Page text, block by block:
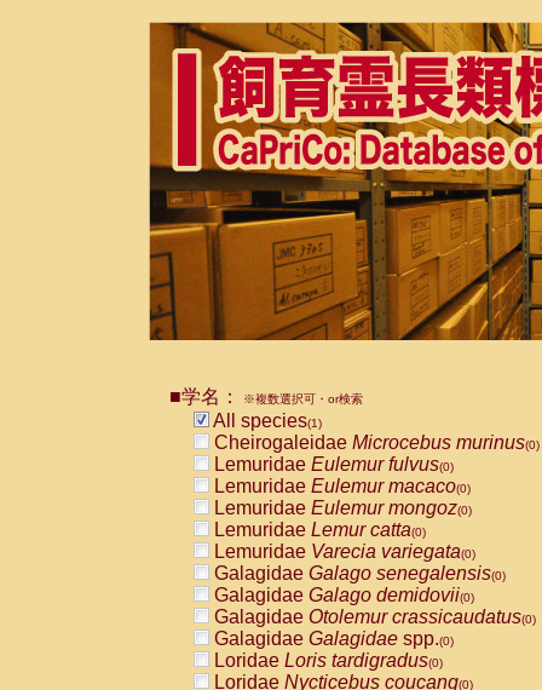
■学名： ※複数選択可・or検索
All species(1)
Cheirogaleidae Microcebus murinus(0)
Lemuridae Eulemur fulvus(0)
Lemuridae Eulemur macaco(0)
Lemuridae Eulemur mongoz(0)
Lemuridae Lemur catta(0)
Lemuridae Varecia variegata(0)
Galagidae Galago senegalensis(0)
Galagidae Galago demidovii(0)
Galagidae Otolemur crassicaudatus(0)
Galagidae Galagidae spp.(0)
Loridae Loris tardigradus(0)
Loridae Nycticebus coucang(0)